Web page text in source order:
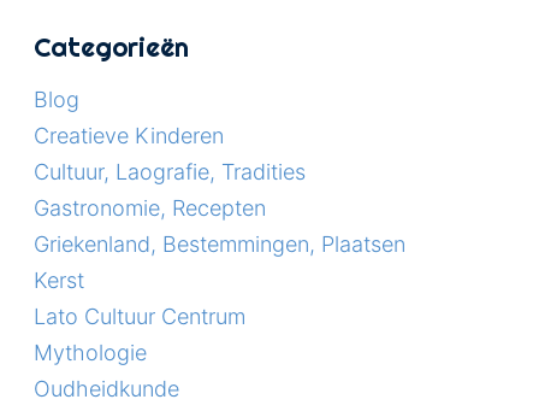
Categorieën
Blog
Creatieve Kinderen
Cultuur, Laografie, Tradities
Gastronomie, Recepten
Griekenland, Bestemmingen, Plaatsen
Kerst
Lato Cultuur Centrum
Mythologie
Oudheidkunde